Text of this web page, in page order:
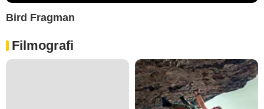
Bird Fragman
Filmografi